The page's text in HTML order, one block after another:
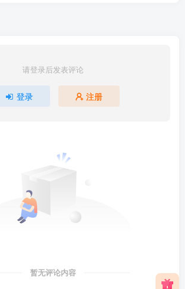
请登录后发表评论
登录 注册
暂无评论内容